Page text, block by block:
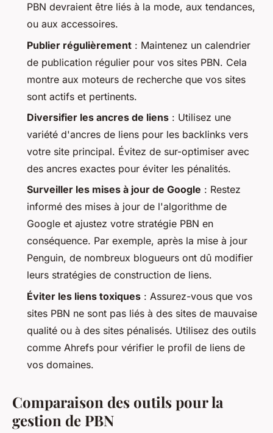
PBN devraient être liés à la mode, aux tendances,
ou aux accessoires.
Publier régulièrement : Maintenez un calendrier
de publication régulier pour vos sites PBN. Cela
montre aux moteurs de recherche que vos sites
sont actifs et pertinents.
Diversifier les ancres de liens : Utilisez une
variété d'ancres de liens pour les backlinks vers
votre site principal. Évitez de sur-optimiser avec
des ancres exactes pour éviter les pénalités.
Surveiller les mises à jour de Google : Restez
informé des mises à jour de l'algorithme de
Google et ajustez votre stratégie PBN en
conséquence. Par exemple, après la mise à jour
Penguin, de nombreux blogueurs ont dû modifier
leurs stratégies de construction de liens.
Éviter les liens toxiques : Assurez-vous que vos
sites PBN ne sont pas liés à des sites de mauvaise
qualité ou à des sites pénalisés. Utilisez des outils
comme Ahrefs pour vérifier le profil de liens de
vos domaines.
Comparaison des outils pour la
gestion de PBN